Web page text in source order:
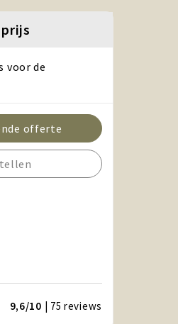
voor de
offerte
9,6/10 | 75reviews